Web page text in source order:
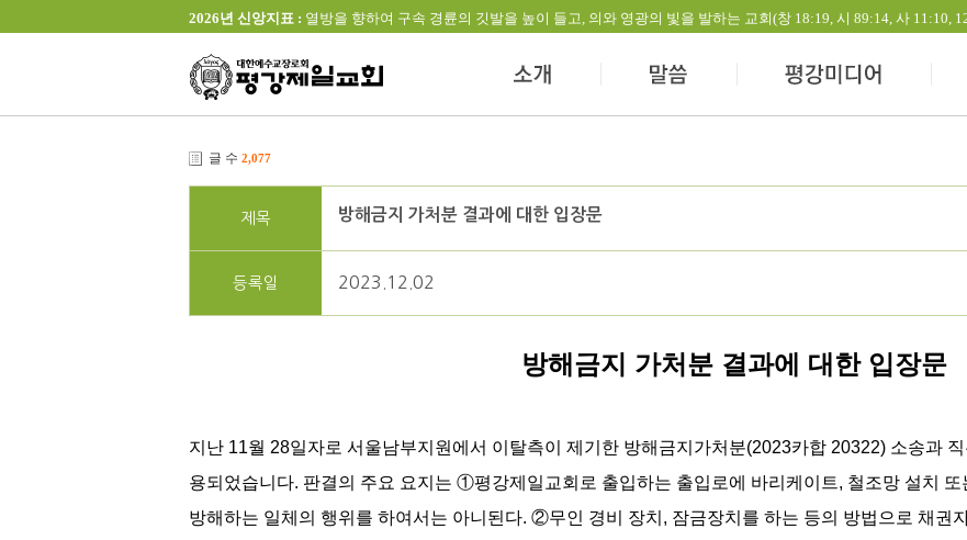
2026년 신앙지표 : 열방을 향하여 구속 경륜의 깃발을 높이 들고, 의와 영광의 빛을 발하는 교회(창 18:19, 시 89:14, 사 11:10,
글 수 2,077
제목 방해금지 가처분 결과에 대한 입장문
등록일 2023.12.02
방해금지 가처분 결과에 대한 입장문
지난 11월 28일자로 서울남부지원에서 이탈측이 제기한 방해금지가처분(2023카합 20322) 소송과
용되었습니다. 판결의 주요 요지는 ①평강제일교회로 출입하는 출입로에 바리케이트, 철조망 설치
방해하는 일체의 행위를 하여서는 아니된다. ②무인 경비 장치, 잠금장치를 하는 등의 방법으로 채권